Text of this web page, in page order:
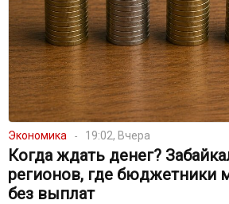
Экономика 19:02, Вчера
Когда ждать денег?
регионов, где бюджетники
без выплат